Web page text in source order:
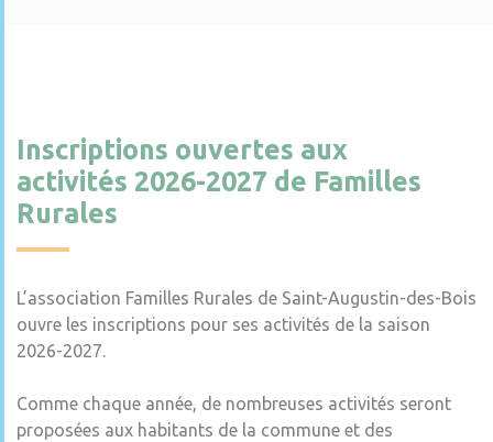
Inscriptions ouvertes aux
activités 2026-2027 de Familles
Rurales
L’association Familles Rurales de Saint-Augustin-des-Bois
ouvre les inscriptions pour ses activités de la saison
2026-2027.
Comme chaque année, de nombreuses activités seront
proposées aux habitants de la commune et des